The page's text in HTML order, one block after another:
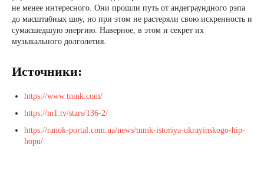
не менее интересного. Они прошли путь от андеграундного рэпа
до масштабных шоу, но при этом не растеряли свою искренность и
сумасшедшую энергию. Наверное, в этом и секрет их
музыкального долголетия.
Источники:
https://www.tnmk.com/
https://m1.tv/stars/136-2/
https://ranok-portal.com.ua/news/tnmk-istoriya-ukrayinskogo-hip-
hopu/